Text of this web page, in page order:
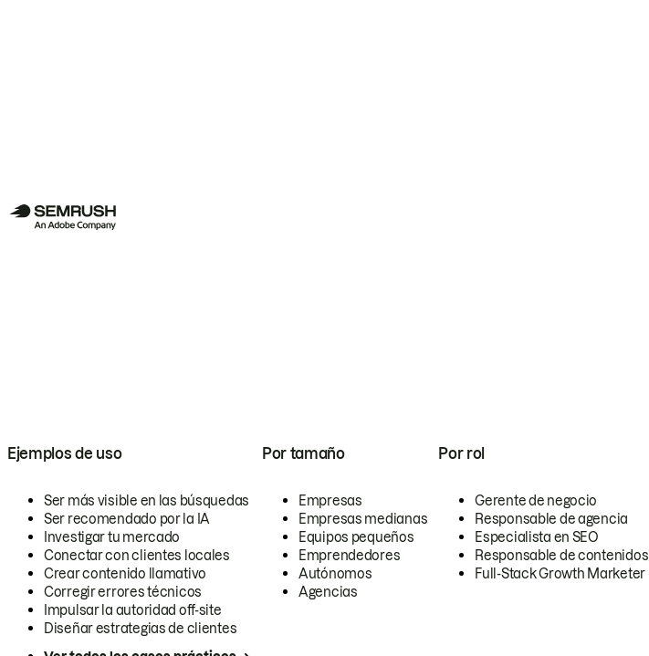
Ejemplos de uso
Ser más visible en las búsquedas
Ser recomendado por la IA
Investigar tu mercado
Conectar con clientes locales
Crear contenido llamativo
Corregir errores técnicos
Impulsar la autoridad off-site
Diseñar estrategias de clientes
Por tamaño
Empresas
Empresas medianas
Equipos pequeños
Emprendedores
Autónomos
Agencias
Por rol
Gerente de negocio
Responsable de agencia
Especialista en SEO
Responsable de contenidos
Full-Stack Growth Marketer